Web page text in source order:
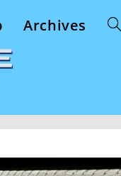
Archives